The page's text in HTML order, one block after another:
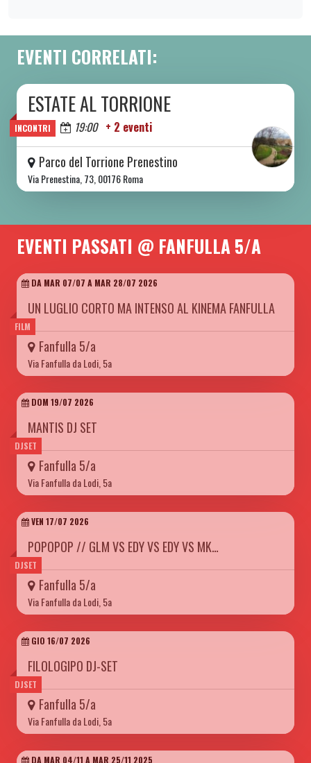
EVENTI CORRELATI:
INCONTRI
DA SAB 06/06 A SAB 08/08 2026
ESTATE AL TORRIONE
Oggi 19:00 + 2 eventi
Parco del Torrione Prenestino
Via Prenestina, 73, 00176 Roma
EVENTI PASSATI @ FANFULLA 5/A
FILM
DA MAR 07/07 A MAR 28/07 2026
UN LUGLIO CORTO MA INTENSO AL KINEMA FANFULLA
Fanfulla 5/a
Via Fanfulla da Lodi, 5a
DJSET
DOM 19/07 2026
MANTIS DJ SET
Fanfulla 5/a
Via Fanfulla da Lodi, 5a
DJSET
VEN 17/07 2026
POPOPOP // GLM VS EDY VS EDY VS MK…
Fanfulla 5/a
Via Fanfulla da Lodi, 5a
DJSET
GIO 16/07 2026
FILOLOGIPO DJ-SET
Fanfulla 5/a
Via Fanfulla da Lodi, 5a
DA MAR 04/11 A MAR 25/11 2025